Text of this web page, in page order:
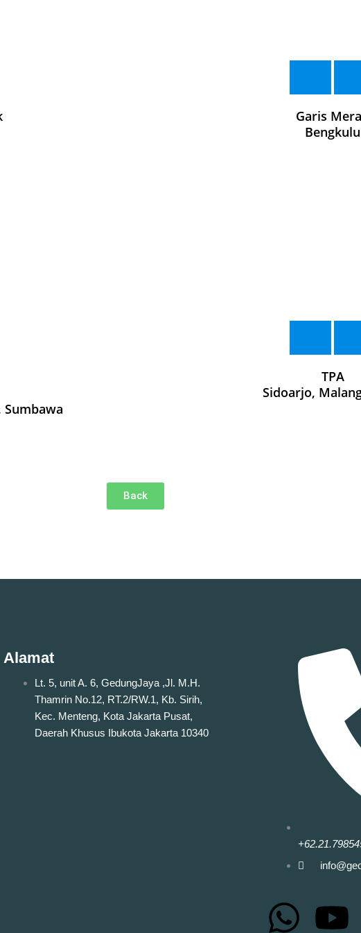
Garis
Bengkulu
TPA
Sidoarjo,
Back
Alamat
Lt. 5, unit A. 6, GedungJaya ,Jl. M.H.
Thamrin No.12, RT.2/RW.1, Kb. Sirih,
Kec. Menteng, Kota Jakarta Pusat,
Daerah Khusus Ibukota Jakarta 10340
W Y